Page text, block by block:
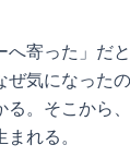
寄った」だ
気になった
。そこから
れる。